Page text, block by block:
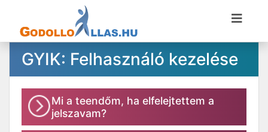
GYIK: Felhasználó kezelése
Mi a teendőm, ha elfelejtettem a
jelszavam?